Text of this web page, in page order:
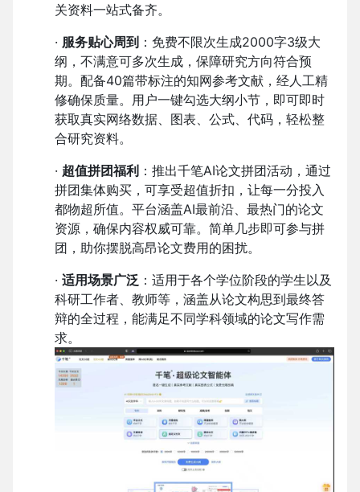
关资料一站式备齐。
· 服务贴心周到 ：免费不限次生成2000字3级大
纲，不满意可多次生成，保障研究方向符合预
期。配备40篇带标注的知网参考文献，经人工精
修确保质量。用户一键勾选大纲小节，即可即时
获取真实网络数据、图表、公式、代码，轻松整
合研究资料。
· 超值拼团福利 ：推出千笔AI论文拼团活动，通过
拼团集体购买，可享受超值折扣，让每一分投入
都物超所值。平台涵盖AI最前沿、最热门的论文
资源，确保内容权威可靠。简单几步即可参与拼
团，助你摆脱高昂论文费用的困扰。
· 适用场景广泛 ：适用于各个学位阶段的学生以及
科研工作者、教师等，涵盖从论文构思到最终答
辩的全过程，能满足不同学科领域的论文写作需
求。